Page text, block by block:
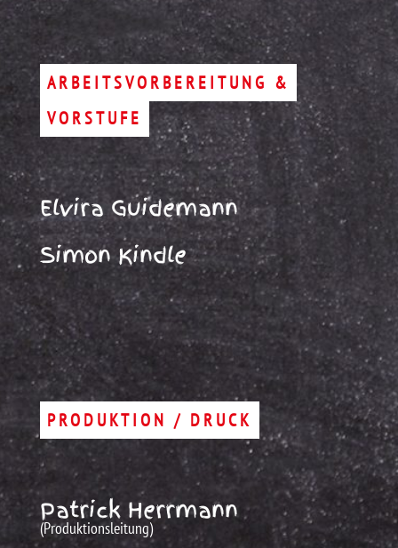
ARBEITSVORBEREITUNG &
VORSTUFE
Elvira Guidemann
Simon Kindle
PRODUKTION / DRUCK
Patrick Herrmann
(Produktionsleitung)